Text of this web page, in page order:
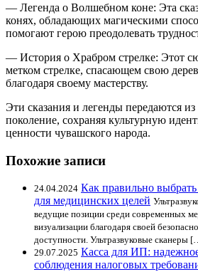
— Легенда о Волшебном коне: Эта
конях, обладающих магическими
помогают герою преодолевать
— История о Храбром стрелке: Этот
метком стрелке, спасающем свою
благодаря своему мастерству.
Эти сказания и легенды передаются
поколение, сохраняя культурную
ценности чувашского народа.
Похожие записи
24.04.2024 Как правильно выбрать
для медицинских целей
ведущие позиции среди современных
визуализации благодаря своей
доступности. Ультразвуковые сканеры
29.07.2025 Касса для ИП:
соблюдения налоговых